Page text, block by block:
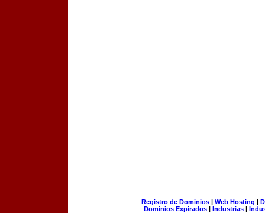
Registro de Dominios| Web Hosting |
Dominios Expirados | Industrias |